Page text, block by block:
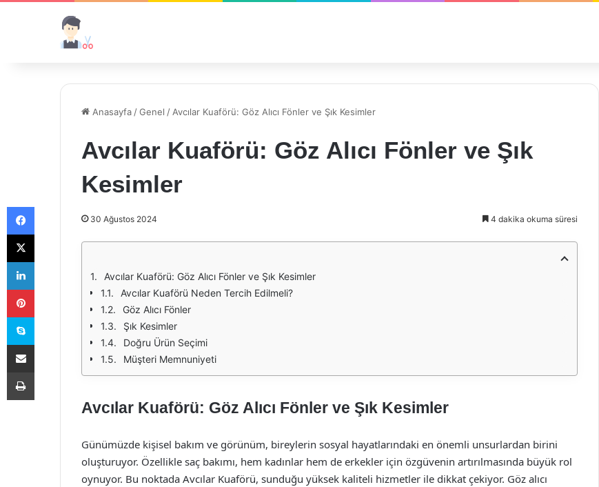
Anasayfa /Genel / Avcılar Kuaförü: Göz Alıcı Fönler ve Şık Kesimler
Avcılar Kuaförü: Göz Alıcı Fönler ve Şık
Kesimler
30 Ağustos 2024 4 dakika okuma süresi
Avcılar Kuaförü: Göz Alıcı Fönler ve Şık Kesimler
Avcılar Kuaförü Neden Tercih Edilmeli?
Göz Alıcı Fönler
Şık Kesimler
Doğru Ürün Seçimi
Müşteri Memnuniyeti
Avcılar Kuaförü: Göz Alıcı Fönler ve Şık Kesimler
Günümüzde kişisel bakım ve görünüm, bireylerin sosyal hayatlarındaki en önemli unsurlardan birini
oluşturuyor. Özellikle saç bakımı, hem kadınlar hem de erkekler için özgüvenin artırılmasında büyük rol
oynuyor. Bu noktada Avcılar Kuaförü, sunduğu yüksek kaliteli hizmetler ile dikkat çekiyor. Göz alıcı
Facebook
X
LinkedIn
Pinterest
Skype
E-Posta ile paylaş